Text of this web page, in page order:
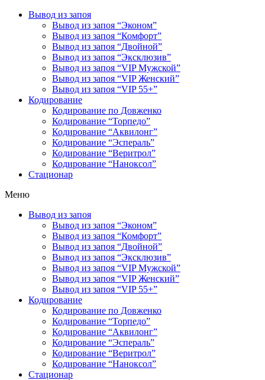
Вывод из запоя
Вывод из запоя “Эконом”
Вывод из запоя “Комфорт”
Вывод из запоя “Двойной”
Вывод из запоя “Эксклюзив”
Вывод из запоя “VIP Мужской”
Вывод из запоя “VIP Женский”
Вывод из запоя “VIP 55+”
Кодирование
Кодирование по Довженко
Кодирование “Торпедо”
Кодирование “Аквилонг”
Кодирование “Эспераль”
Кодирование “Веритрол”
Кодирование “Наноксол”
Стационар
Меню
Вывод из запоя
Вывод из запоя “Эконом”
Вывод из запоя “Комфорт”
Вывод из запоя “Двойной”
Вывод из запоя “Эксклюзив”
Вывод из запоя “VIP Мужской”
Вывод из запоя “VIP Женский”
Вывод из запоя “VIP 55+”
Кодирование
Кодирование по Довженко
Кодирование “Торпедо”
Кодирование “Аквилонг”
Кодирование “Эспераль”
Кодирование “Веритрол”
Кодирование “Наноксол”
Стационар